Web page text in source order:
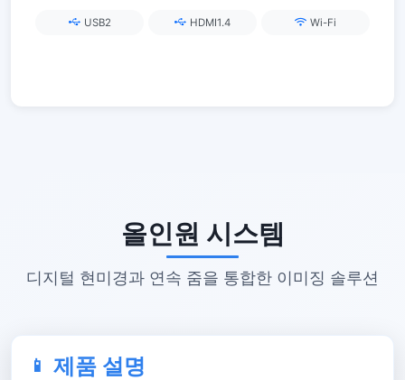
USB2 HDMI1.4 Wi-Fi
올인원 시스템
디지털 현미경과 연속 줌을 통합한 이미징 솔루션
제품 설명